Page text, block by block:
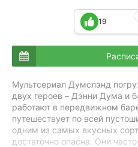
19
Мультсериал Думслэнд
двух героев – Дэнни Дума и
работают в передвижном
путешествует по всей
одним из самых вкусных
достаточно опасна. Они